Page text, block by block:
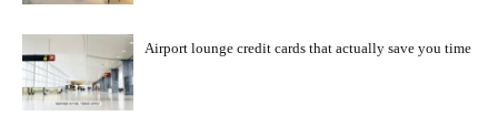
Airport lounge credit cards that actually save you time